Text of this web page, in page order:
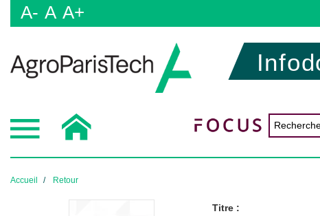
A- A A+
Accueil Retour
Titre :